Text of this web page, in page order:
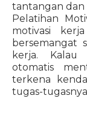
tantangan dan
Pelatihan
motivasi
bersemangat
kerja. Kalau
otomatis
terkena
tugas-